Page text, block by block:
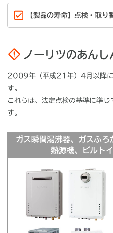
【製品の寿命】点検・取り
ノーリツのあん
2009年（平成21年）4月以降に
す。
これらは、法定点検の基準に準
す。
ガス瞬間湯沸器、ガスふろ
熱源機、ビルト